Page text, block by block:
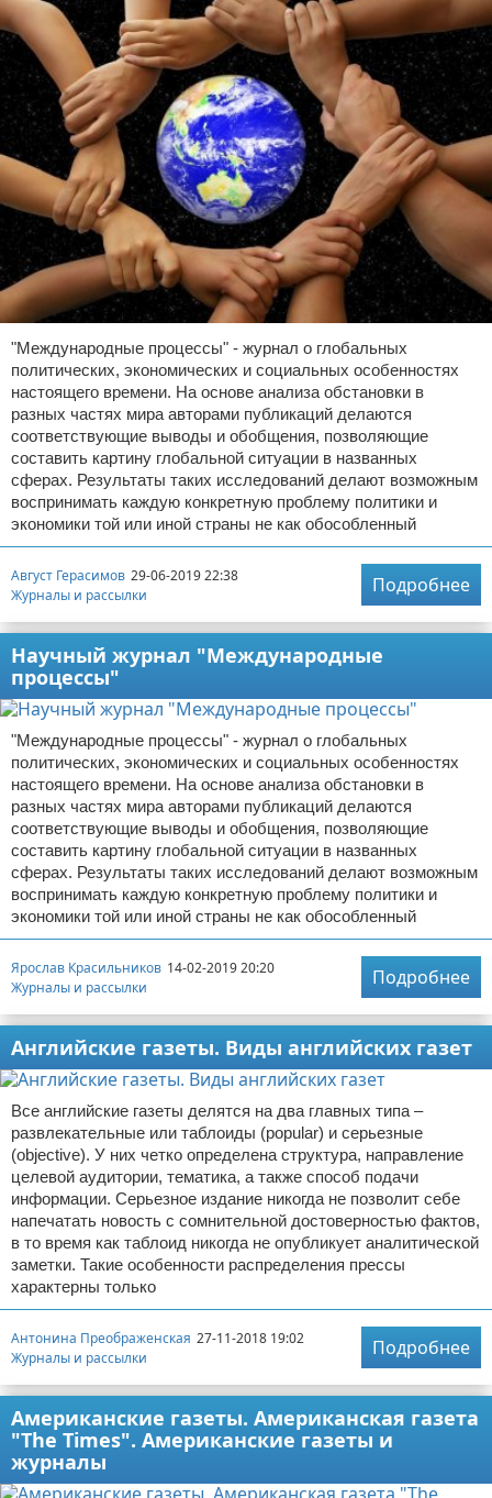
"Международные процессы" - журнал о глобальных
политических, экономических и социальных особенностях
настоящего времени. На основе анализа обстановки в
разных частях мира авторами публикаций делаются
соответствующие выводы и обобщения, позволяющие
составить картину глобальной ситуации в названных
сферах. Результаты таких исследований делают возможным
воспринимать каждую конкретную проблему политики и
экономики той или иной страны не как обособленный
Август Герасимов 29-06-2019 22:38
Журналы и рассылки
Подробнее
Научный журнал "Международные
процессы"
"Международные процессы" - журнал о глобальных
политических, экономических и социальных особенностях
настоящего времени. На основе анализа обстановки в
разных частях мира авторами публикаций делаются
соответствующие выводы и обобщения, позволяющие
составить картину глобальной ситуации в названных
сферах. Результаты таких исследований делают возможным
воспринимать каждую конкретную проблему политики и
экономики той или иной страны не как обособленный
Ярослав Красильников 14-02-2019 20:20
Журналы и рассылки
Подробнее
Английские газеты. Виды английских газет
Все английские газеты делятся на два главных типа –
развлекательные или таблоиды (popular) и серьезные
(objective). У них четко определена структура, направление
целевой аудитории, тематика, а также способ подачи
информации. Серьезное издание никогда не позволит себе
напечатать новость с сомнительной достоверностью фактов,
в то время как таблоид никогда не опубликует аналитической
заметки. Такие особенности распределения прессы
характерны только
Антонина Преображенская 27-11-2018 19:02
Журналы и рассылки
Подробнее
Американские газеты. Американская газета
"The Times". Американские газеты и
журналы